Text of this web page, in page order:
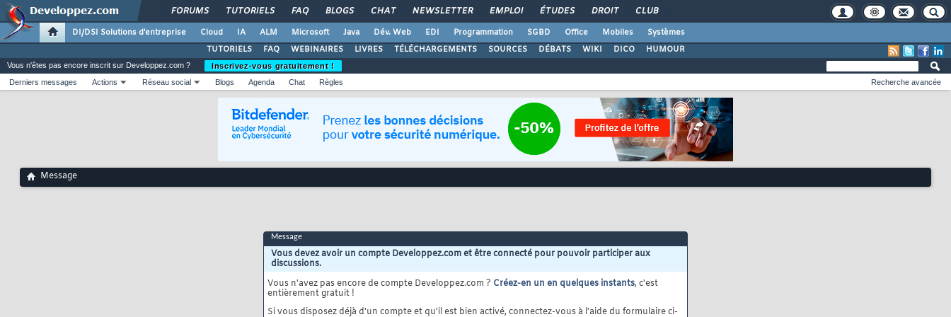
FORUMS TUTORIELS FAQ BLOGS CHAT NEWSLETTER EMPLOI ÉTUDES DROIT CLUB
DI/DSI Solutions d'entreprise Cloud IA ALM Microsoft Java Dév. Web EDI Programmation SGBD Office Mobiles
Systèmes
TUTORIELS
FAQ WEBINAIRES LIVRES TÉLÉCHARGEMENTS SOURCES DÉBATS WIKI DICO HUMOUR
Vous n'êtes pas encore inscrit sur Developpez.com ?
Inscrivez-vous gratuitement !
Derniers messages
Actions Réseau social Blogs Agenda Chat Règles Recherche avancée
Message
Message
Vous devez avoir un compte Developpez.com et être connecté pour pouvoir participer aux
discussions.
Vous n'avez pas encore de compte Developpez.com ? Créez-en un en quelques instants, c'est
entièrement gratuit !
Si vous disposez déjà d'un compte et qu'il est bien activé, connectez-vous à l'aide du formulaire ci-